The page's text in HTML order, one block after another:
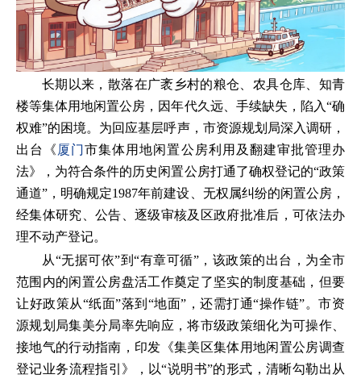
长期以来，散落在广袤乡村的粮仓、农具仓库、知青
楼等集体用地闲置公房，因年代久远、手续缺失，陷入“确
权难”的困境。为回应基层呼声，市资源规划局深入调研，
出台《 厦门市集体用地闲置公房利用及翻建审批管理办
法》，为符合条件的历史闲置公房打通了确权登记的“政策
通道”，明确规定1987年前建设、无权属纠纷的闲置公房，
经集体研究、公告、逐级审核及区政府批准后，可依法办
理不动产登记。
从“无据可依”到“有章可循”，该政策的出台，为全市
范围内的闲置公房盘活工作奠定了坚实的制度基础，但要
让好政策从“纸面”落到“地面”，还需打通“操作链”。市资
源规划局集美分局率先响应，将市级政策细化为可操作、
接地气的行动指南，印发《集美区集体用地闲置公房调查
登记业务流程指引》，以“说明书”的形式，清晰勾勒出从